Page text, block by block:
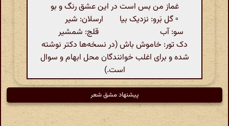
غماز من بس است در این عشق رنگ و بو
▫️ گل بَرو: نزدیک بیا ارسلان: شیر
سو: آب قلج: شمشیر
دک تور: خاموش باش (در نسخه‌ها دکتر نوشته
شده و برای اغلب خوانندگان محل ابهام و سوال
است.)
پیشنهاد مشق شعر